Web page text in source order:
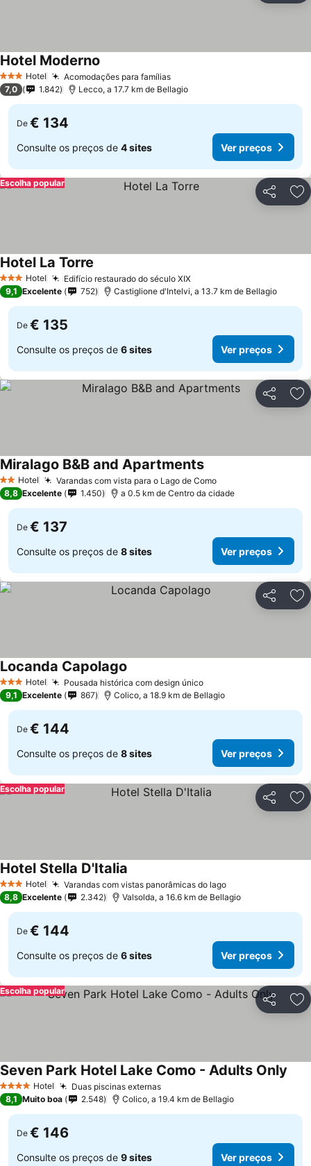
3 EstrelasHotel Acomodações para famíliasVer preços
Hotel Moderno
7,0 1.842 Lecco, a 17.7 km de Bellagio
De € 134
Consulte os preços de 4 sites Ver preços
Partilhar
Escolha popular
3 EstrelasHotel Edifício restaurado do século XIXVer preços
Hotel La Torre
9,1 Excelente 752 Castiglione d'Intelvi, a 13.7 km de Bellagio
De € 135
Consulte os preços de 6 sites Ver preços
Partilhar
2 Estrelas
Hotel Varandas com vista para o Lago de ComoVer preços
Miralago B&B and ApartmentsVer preços
8,8 Excelente 1.450 a 0.5 km de Centro da cidade
De € 137
Consulte os preços de 8 sites Ver preços
Partilhar
3 EstrelasHotel Pousada histórica com design únicoVer preços
Locanda Capolago
9,1 Excelente 867 Colico, a 18.9 km de Bellagio
De € 144
Consulte os preços de 8 sites Ver preços
Partilhar
Escolha popular
3 EstrelasHotel Varandas com vistas panorâmicas do lagoVer preços
Hotel Stella D'Italia
8,8 Excelente 2.342 Valsolda, a 16.6 km de Bellagio
De € 144
Consulte os preços de 6 sites Ver preços
Partilhar
Escolha popular
4 EstrelasHotel Duas piscinas externasVer preços
Seven Park Hotel Lake Como - Adults Only
8,1 Muito boa 2.548 Colico, a 19.4 km de Bellagio
De € 146
Consulte os preços de 9 sites Ver preços